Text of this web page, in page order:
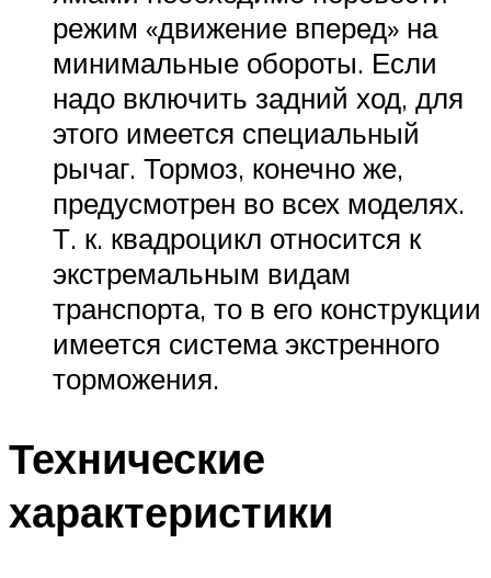
режим «движение вперед» на
минимальные обороты. Если
надо включить задний ход, для
этого имеется специальный
рычаг. Тормоз, конечно же,
предусмотрен во всех моделях.
Т. к. квадроцикл относится к
экстремальным видам
транспорта, то в его конструкции
имеется система экстренного
торможения.
Технические
характеристики